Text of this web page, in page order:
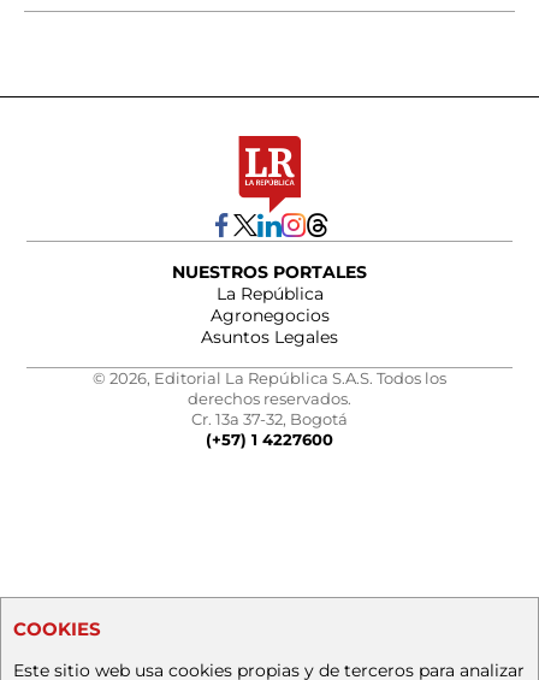
NUESTROS PORTALES
La República
Agronegocios
Asuntos Legales
© 2026, Editorial La República S.A.S. Todos los
derechos reservados.
Cr. 13a 37-32, Bogotá
(+57) 1 4227600
COOKIES
Este sitio web usa cookies propias y de terceros para analizar